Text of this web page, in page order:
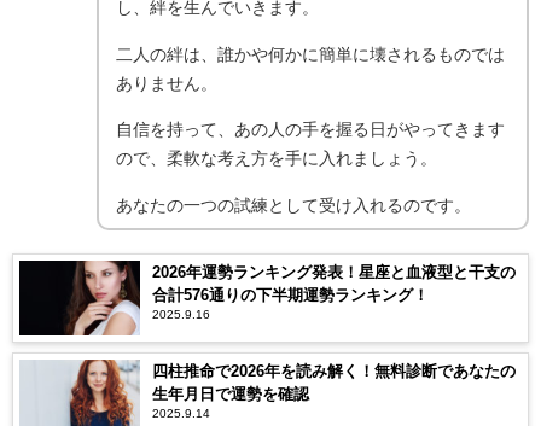
し、絆を生んでいきます。
二人の絆は、誰かや何かに簡単に壊されるものでは
ありません。
自信を持って、あの人の手を握る日がやってきます
ので、柔軟な考え方を手に入れましょう。
あなたの一つの試練として受け入れるのです。
2026年運勢ランキング発表！星座と血液型と干支の
合計576通りの下半期運勢ランキング！
2025.9.16
四柱推命で2026年を読み解く！無料診断であなたの
生年月日で運勢を確認
2025.9.14